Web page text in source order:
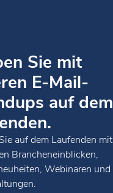
Sie mit
E-Mail-
auf dem
auf dem Laufenden mit
Brancheneinblicken,
Webinaren und